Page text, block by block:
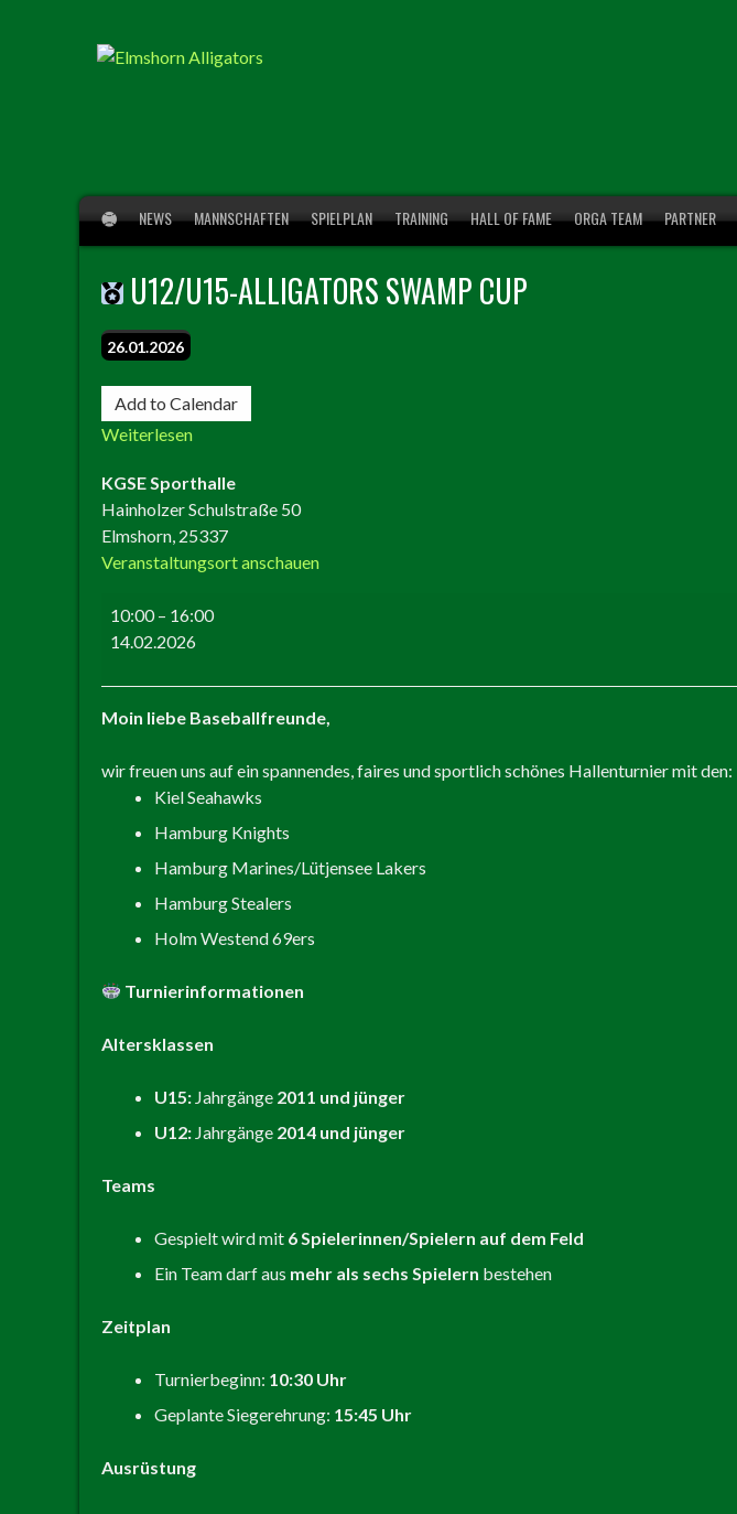
NEWS MANNSCHAFTEN SPIELPLAN TRAINING HALL OF FAME ORGA TEAM PARTNER
U12/U15-ALLIGATORS SWAMP CUP
26.01.2026
U12/U15-
Alligators
Cup
Add to Calendar
Weiterlesen
KGSE Sporthalle
Hainholzer Schulstraße 50
Elmshorn 25337
Veranstaltungsort anschauen
10:00 – 16:00
14.02.2026
Moin liebe Baseballfreunde,
wir freuen uns auf ein spannendes, faires und sportlich schönes Hallenturnier mit den:
Kiel Seahawks
Hamburg Knights
Hamburg Marines/Lütjensee Lakers
Hamburg Stealers
Holm Westend 69ers
Turnierinformationen
Altersklassen
U15: Jahrgänge 2011 und jünger
U12: Jahrgänge 2014 und jünger
Teams
Gespielt wird mit 6 Spielerinnen/Spielern auf dem Feld
Ein Team darf aus mehr als sechs Spielern bestehen
Zeitplan
Turnierbeginn: 10:30 Uhr
Geplante Siegerehrung: 15:45 Uhr
Ausrüstung